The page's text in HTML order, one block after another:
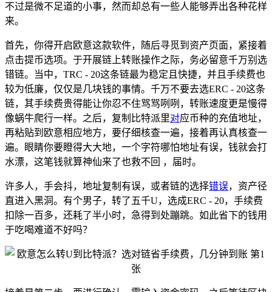
不过是微不足道的小事，然而却总有一些人能够弄出各种花样
来。
首先，你得开启欧意这款软件，随后寻觅到资产页面，紧接着
点击提币选项。于开展链上转账操作之际，务必留意千万别选
错链。当中，TRC - 20这条链最为稳定且快捷，并且手续费也
较为低廉，仅仅是几块钱的事情。千万不要去选ERC - 20这条
链，其手续费贵得能让你忍不住骂骂咧咧，转账速度更是慢得
像蜗牛爬行一样。之后，复制比特派里对应币种的充值地址，
再粘贴到欧意相应地方，要仔细核查一遍，接着再认真核查一
遍。眼睛你要瞪得大大地，一个字符哪怕地址有误，钱就会打
水漂，这笔钱就算神仙来了也救不回 ，届时。
许多人，手会抖，地址复制有误，或者链的选择错误，资产径
直进入黑洞。有个男子，转了五千U，选成ERC - 20，手续费
扣除一百多，还耗了半小时，急得到处蹦跳。如此省下的钱用
于吃喝难道不好吗？